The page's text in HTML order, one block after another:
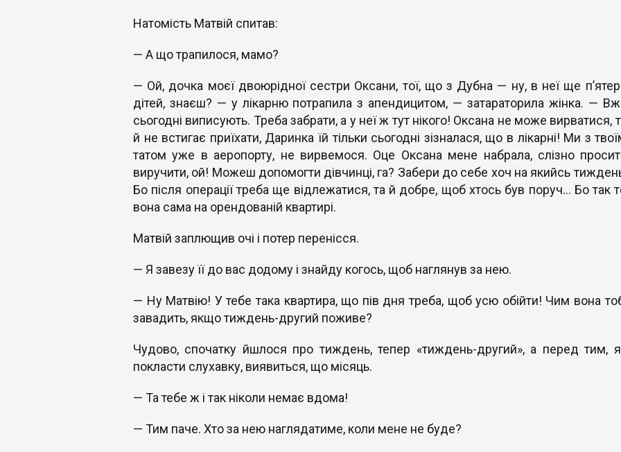
Натомість Матвій спитав:
— А що трапилося, мамо?
— Ой, дочка моєї двоюрідної сестри Оксани, тої, що з Дубна — ну, в неї ще
дітей, знаєш? — у лікарню потрапила з апендицитом, — затараторила жінка. —
сьогодні виписують. Треба забрати, а у неї ж тут нікого! Оксана не може вирватися,
й не встигає приїхати, Даринка їй тільки сьогодні зізналася, що в лікарні! Ми з
татом уже в аеропорту, не вирвемося. Оце Оксана мене набрала, слізно
виручити, ой! Можеш допомогти дівчинці, га? Забери до себе хоч на якийсь
Бо після операції треба ще відлежатися, та й добре, щоб хтось був поруч… Бо так
вона сама на орендованій квартирі.
Матвій заплющив очі і потер перенісся.
— Я завезу її до вас додому і знайду когось, щоб наглянув за нею.
— Ну Матвію! У тебе така квартира, що пів дня треба, щоб усю обійти! Чим вона
завадить, якщо тиждень-другий поживе?
Чудово, спочатку йшлося про тиждень, тепер «тиждень-другий», а перед тим,
покласти слухавку, виявиться, що місяць.
— Та тебе ж і так ніколи немає вдома!
— Тим паче. Хто за нею наглядатиме, коли мене не буде?